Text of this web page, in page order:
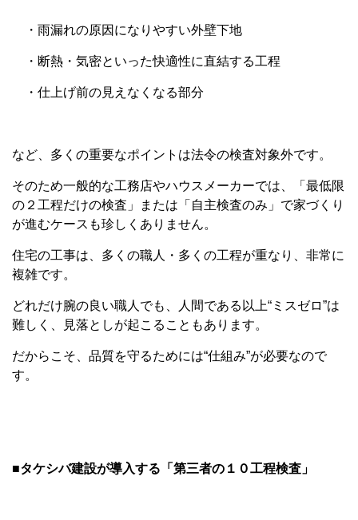
・雨漏れの原因になりやすい外壁下地
・断熱・気密といった快適性に直結する工程
・仕上げ前の見えなくなる部分
など、多くの重要なポイントは法令の検査対象外です。
そのため一般的な工務店やハウスメーカーでは、「最低限
の２工程だけの検査」または「自主検査のみ」で家づくり
が進むケースも珍しくありません。
住宅の工事は、多くの職人・多くの工程が重なり、非常に
複雑です。
どれだけ腕の良い職人でも、人間である以上“ミスゼロ”は
難しく、見落としが起こることもあります。
だからこそ、品質を守るためには“仕組み”が必要なので
す。
■タケシバ建設が導入する「第三者の１０工程検査」